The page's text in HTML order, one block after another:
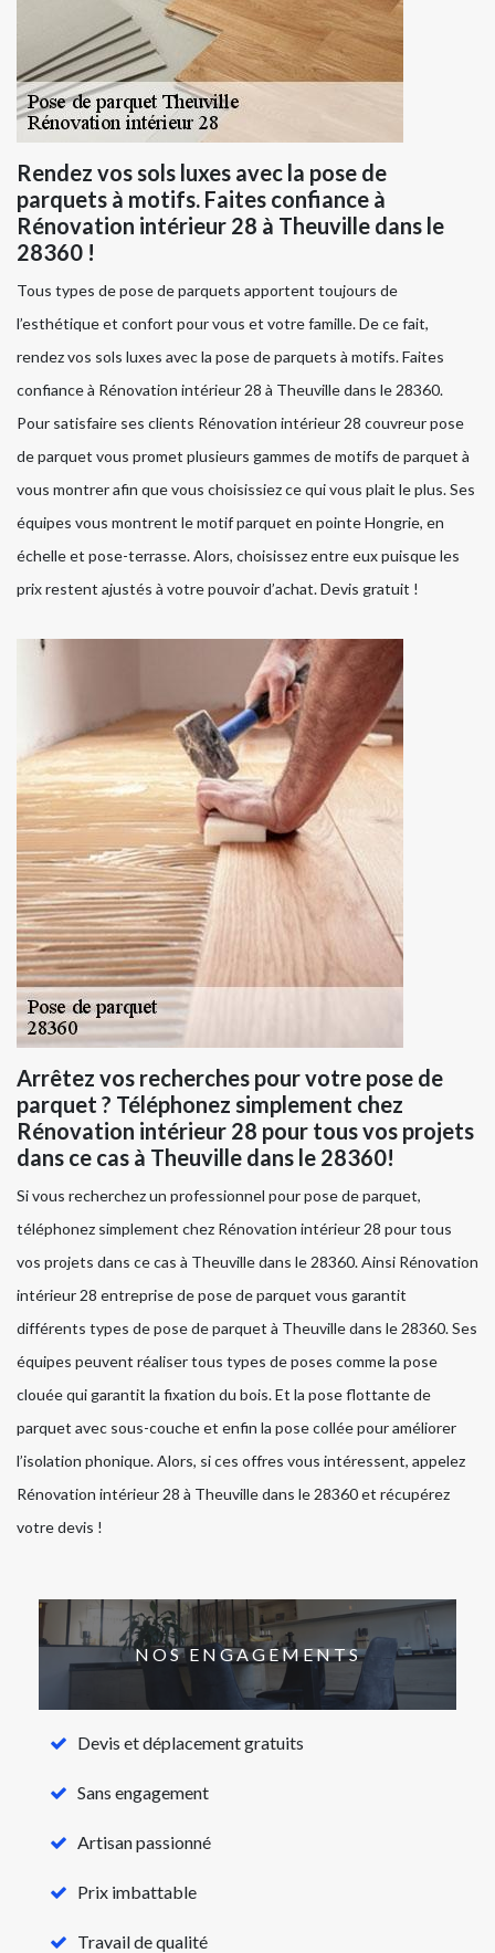
Rendez vos sols luxes avec la pose de
parquets à motifs. Faites confiance à
Rénovation intérieur 28 à Theuville dans le
28360 !
Tous types de pose de parquets apportent toujours de
l’esthétique et confort pour vous et votre famille. De ce fait,
rendez vos sols luxes avec la pose de parquets à motifs. Faites
confiance à Rénovation intérieur 28 à Theuville dans le 28360.
Pour satisfaire ses clients Rénovation intérieur 28 couvreur pose
de parquet vous promet plusieurs gammes de motifs de parquet à
vous montrer afin que vous choisissiez ce qui vous plait le plus. Ses
équipes vous montrent le motif parquet en pointe Hongrie, en
échelle et pose-terrasse. Alors, choisissez entre eux puisque les
prix restent ajustés à votre pouvoir d’achat. Devis gratuit !
Arrêtez vos recherches pour votre pose de
parquet ? Téléphonez simplement chez
Rénovation intérieur 28 pour tous vos projets
dans ce cas à Theuville dans le 28360!
Si vous recherchez un professionnel pour pose de parquet,
téléphonez simplement chez Rénovation intérieur 28 pour tous
vos projets dans ce cas à Theuville dans le 28360. Ainsi Rénovation
intérieur 28 entreprise de pose de parquet vous garantit
différents types de pose de parquet à Theuville dans le 28360. Ses
équipes peuvent réaliser tous types de poses comme la pose
clouée qui garantit la fixation du bois. Et la pose flottante de
parquet avec sous-couche et enfin la pose collée pour améliorer
l’isolation phonique. Alors, si ces offres vous intéressent, appelez
Rénovation intérieur 28 à Theuville dans le 28360 et récupérez
votre devis !
NOS ENGAGEMENTS
Devis et déplacement gratuits
Sans engagement
Artisan passionné
Prix imbattable
Travail de qualité